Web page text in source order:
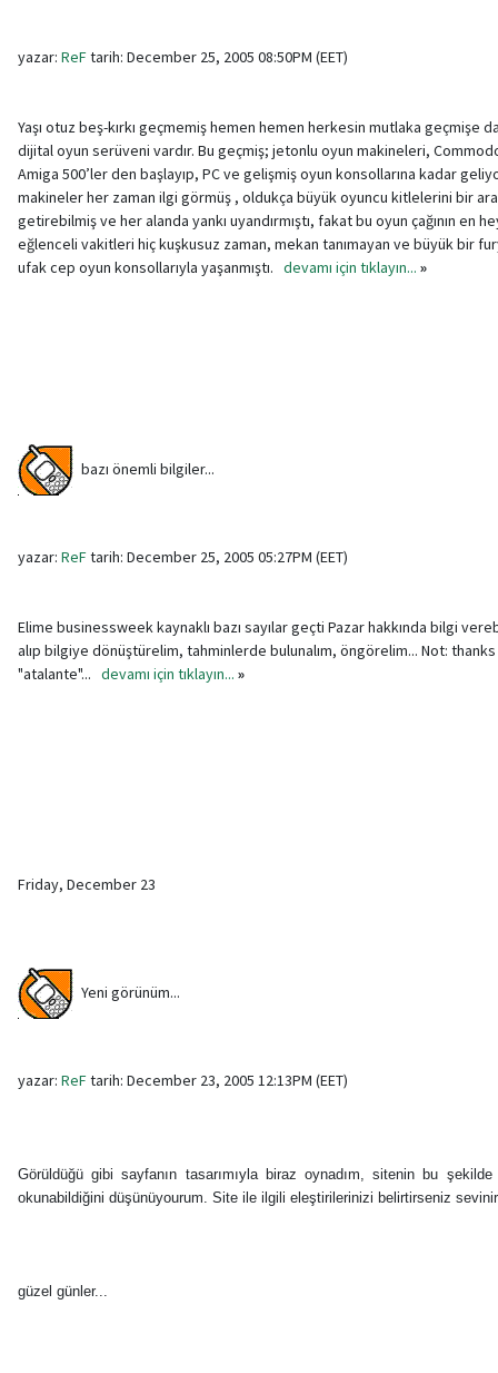
yazar: ReFtarih: December 25, 2005 08:50PM (EET)
Yaşı otuz beş-kırkı geçmemiş hemen hemen herkesin mutlaka geçmişe
dijital oyun serüveni vardır. Bu geçmiş; jetonlu oyun makineleri,
Amiga 500’ler den başlayıp, PC ve gelişmiş oyun konsollarına kadar
makineler her zaman ilgi görmüş , oldukça büyük oyuncu kitlelerini bir
getirebilmiş ve her alanda yankı uyandırmıştı, fakat bu oyun çağının en
eğlenceli vakitleri hiç kuşkusuz zaman, mekan tanımayan ve büyük bir
ufak cep oyun konsollarıyla yaşanmıştı. devamı için tıklayın... »
bazı önemli bilgiler...
yazar: ReFtarih: December 25, 2005 05:27PM (EET)
Elime businessweek kaynaklı bazı sayılar geçti Pazar hakkında bilgi
alıp bilgiye dönüştürelim, tahminlerde bulunalım, öngörelim... Not: thanks
"atalante"... devamı için tıklayın... »
Friday, December 23
Yeni görünüm...
yazar: ReFtarih: December 23, 2005 12:13PM (EET)
Görüldüğü gibi sayfanın tasarımıyla biraz oynadım, sitenin bu
okunabildiğini düşünüyourum. Site ile ilgili eleştirilerinizi belirtirseniz
güzel günler...